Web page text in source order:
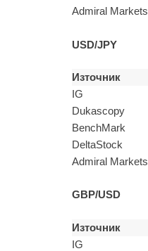
Admiral Markets
USD/JPY
Източник
IG
Dukascopy
BenchMark
DeltaStock
Admiral Markets
GBP/USD
Източник
IG